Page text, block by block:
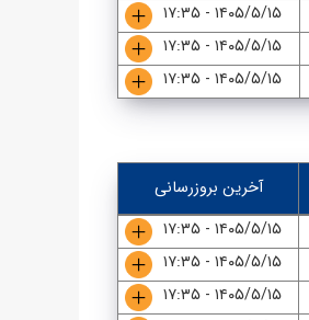
۱۴۰۵/۵/۱۵ - ۱۷:۳۵
۱۴۰۵/۵/۱۵ - ۱۷:۳۵
۱۴۰۵/۵/۱۵ - ۱۷:۳۵
آخرین بروزرسانی
۱۴۰۵/۵/۱۵ - ۱۷:۳۵
۱۴۰۵/۵/۱۵ - ۱۷:۳۵
۱۴۰۵/۵/۱۵ - ۱۷:۳۵